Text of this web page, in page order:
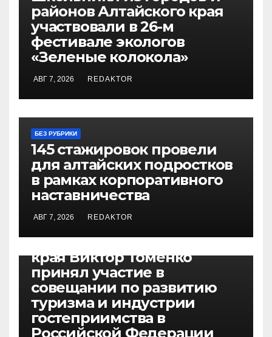
районов Алтайского края
участвовали в 26-м
фестивале экологов
«Зеленые колокола»
АВГ 7, 2026 REDAKTOR
БЕЗ РУБРИКИ
145 стажировок провели
для алтайских подростков
в рамках корпоративного
наставничества
АВГ 7, 2026 REDAKTOR
Губернатор Алтайского
края Виктор Томенко
принял участие в
совещании по развитию
туризма и индустрии
гостеприимства в
Российской Федерации